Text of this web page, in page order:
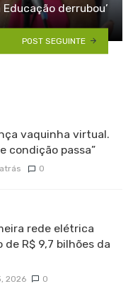
derrubou’
POST SEGUINTE
vaquinha virtual.
condição passa”
0
rede elétrica
R$ 9,7 bilhões da
2026 0